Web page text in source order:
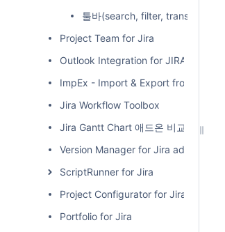
툴바(search, filter,
Project Team for Jira
Outlook Integration for JIRA
ImpEx - Import & Export from/to MS
Jira Workflow Toolbox
Jira Gantt Chart 애드온 비교
Version Manager for Jira add-on
ScriptRunner for Jira
Project Configurator for Jira
Portfolio for Jira